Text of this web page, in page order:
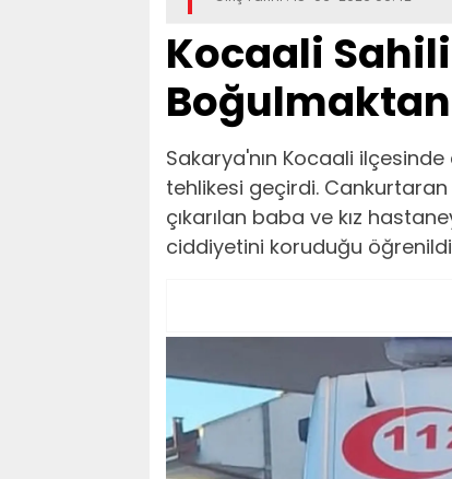
Kocaali
Boğulmaktan
Sakarya'nın Kocaali ilçesinde
tehlikesi geçirdi.
çıkarılan baba ve kız
ciddiyetini koruduğu